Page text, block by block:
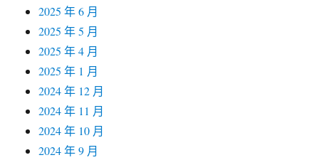
2025 年 6 月
2025 年 5 月
2025 年 4 月
2025 年 1 月
2024 年 12 月
2024 年 11 月
2024 年 10 月
2024 年 9 月